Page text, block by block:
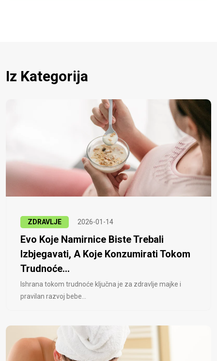
Iz Kategorija
ZDRAVLJE 2026-01-14
Evo Koje Namirnice Biste Trebali
Izbjegavati, A Koje Konzumirati Tokom
Trudnoće...
Ishrana tokom trudnoće ključna je za zdravlje majke i
pravilan razvoj bebe...